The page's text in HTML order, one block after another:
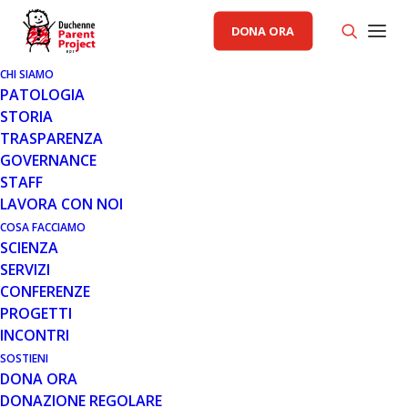
DONA ORA
CHI SIAMO
PATOLOGIA
STORIA
TRASPARENZA
GOVERNANCE
STAFF
LAVORA CON NOI
COSA FACCIAMO
SCIENZA
SERVIZI
CONFERENZE
PROGETTI
INCONTRI
SOSTIENI
DONA ORA
DONAZIONE REGOLARE
AREA SCIENZA PP
31 AGO 2018
CRISPR: NUOVI IMPORTANTI
RISULTATI DAGLI STUDI
PRECLINICI IN CANI DMD